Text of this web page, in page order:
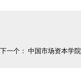
下一个： 中国市场资本学院